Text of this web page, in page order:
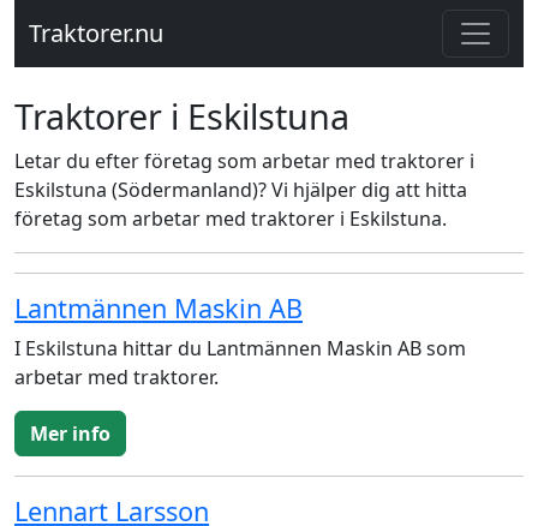
Traktorer.nu
Traktorer i Eskilstuna
Letar du efter företag som arbetar med traktorer i
Eskilstuna (Södermanland)? Vi hjälper dig att hitta
företag som arbetar med traktorer i Eskilstuna.
Lantmännen Maskin AB
I Eskilstuna hittar du Lantmännen Maskin AB som
arbetar med traktorer.
Mer info
Lennart Larsson